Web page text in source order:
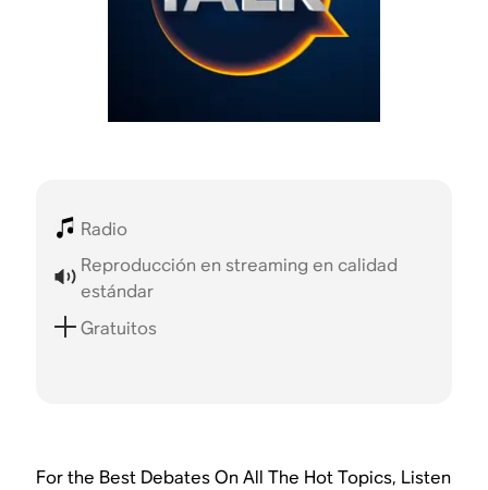
Radio
Reproducción en streaming en calidad
estándar
Gratuitos
For the Best Debates On All The Hot Topics, Listen